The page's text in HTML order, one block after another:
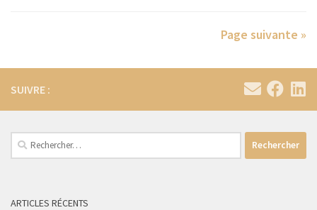
Page suivante »
SUIVRE :
Rechercher :
ARTICLES RÉCENTS